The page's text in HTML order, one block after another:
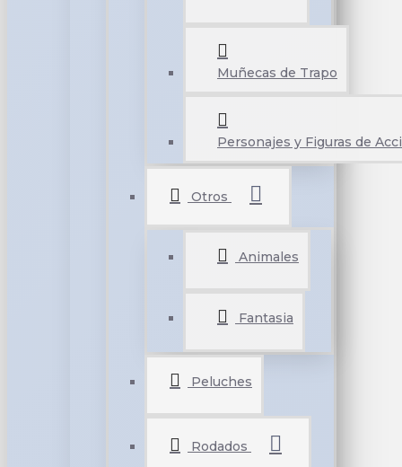
Muñecas de Trapo
Personajes y Figuras de
Otros
Animales
Fantasia
Peluches
Rodados